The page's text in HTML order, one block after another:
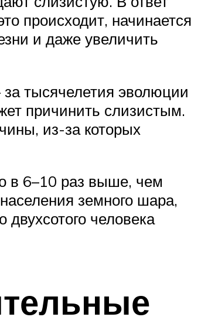
происходит, начинается
и даже увеличить
тысячелетия эволюции
причинить слизистым.
из-за которых
в 6–10 раз выше, чем
земного шара,
человека